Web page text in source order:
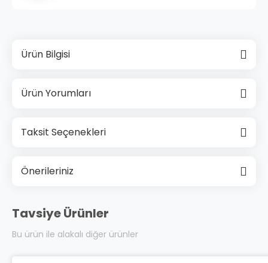
Ürün Bilgisi
Ürün Yorumları
Taksit Seçenekleri
Önerileriniz
Tavsiye Ürünler
Bu ürün ile alakalı diğer ürünler